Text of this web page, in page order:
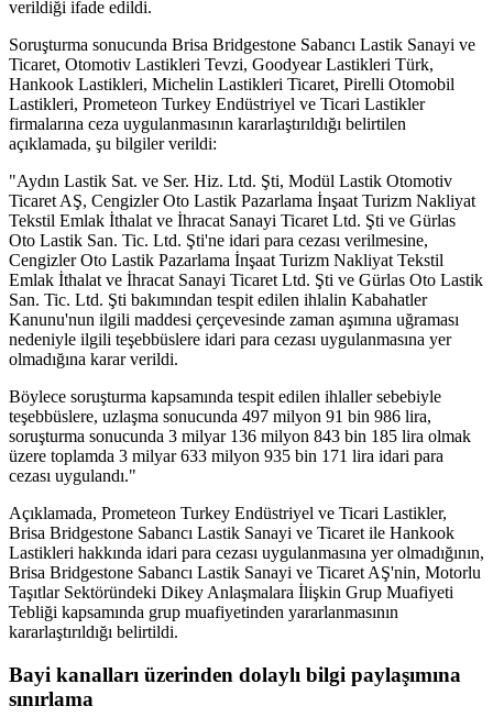
verildiği ifade edildi.
Soruşturma sonucunda Brisa Bridgestone Sabancı Lastik Sanayi ve
Ticaret, Otomotiv Lastikleri Tevzi, Goodyear Lastikleri Türk,
Hankook Lastikleri, Michelin Lastikleri Ticaret, Pirelli Otomobil
Lastikleri, Prometeon Turkey Endüstriyel ve Ticari Lastikler
firmalarına ceza uygulanmasının kararlaştırıldığı belirtilen
açıklamada, şu bilgiler verildi:
"Aydın Lastik Sat. ve Ser. Hiz. Ltd. Şti, Modül Lastik Otomotiv
Ticaret AŞ, Cengizler Oto Lastik Pazarlama İnşaat Turizm Nakliyat
Tekstil Emlak İthalat ve İhracat Sanayi Ticaret Ltd. Şti ve Gürlas
Oto Lastik San. Tic. Ltd. Şti'ne idari para cezası verilmesine,
Cengizler Oto Lastik Pazarlama İnşaat Turizm Nakliyat Tekstil
Emlak İthalat ve İhracat Sanayi Ticaret Ltd. Şti ve Gürlas Oto Lastik
San. Tic. Ltd. Şti bakımından tespit edilen ihlalin Kabahatler
Kanunu'nun ilgili maddesi çerçevesinde zaman aşımına uğraması
nedeniyle ilgili teşebbüslere idari para cezası uygulanmasına yer
olmadığına karar verildi.
Böylece soruşturma kapsamında tespit edilen ihlaller sebebiyle
teşebbüslere, uzlaşma sonucunda 497 milyon 91 bin 986 lira,
soruşturma sonucunda 3 milyar 136 milyon 843 bin 185 lira olmak
üzere toplamda 3 milyar 633 milyon 935 bin 171 lira idari para
cezası uygulandı."
Açıklamada, Prometeon Turkey Endüstriyel ve Ticari Lastikler,
Brisa Bridgestone Sabancı Lastik Sanayi ve Ticaret ile Hankook
Lastikleri hakkında idari para cezası uygulanmasına yer olmadığının,
Brisa Bridgestone Sabancı Lastik Sanayi ve Ticaret AŞ'nin, Motorlu
Taşıtlar Sektöründeki Dikey Anlaşmalara İlişkin Grup Muafiyeti
Tebliği kapsamında grup muafiyetinden yararlanmasının
kararlaştırıldığı belirtildi.
Bayi kanalları üzerinden dolaylı bilgi paylaşımına
sınırlama